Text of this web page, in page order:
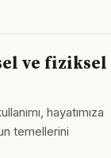
ve fiziksel
hayatımıza
temellerini